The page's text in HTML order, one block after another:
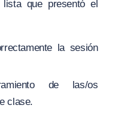
que presentó el
la sesión
de las/os
clase.